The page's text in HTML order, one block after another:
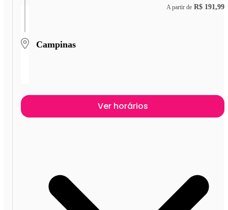
Campinas
A partir de R$ 191,99
Ver horários